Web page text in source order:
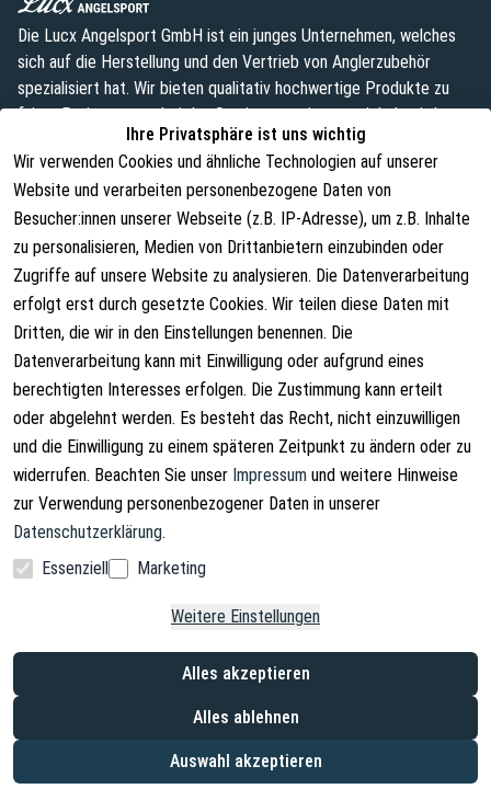
Ihre Privatsphäre ist uns wichtig
Wir verwenden Cookies und ähnliche Technologien auf unserer
Website und verarbeiten personenbezogene Daten von
Besucher:innen unserer Webseite (z.B. IP-Adresse), um z.B. Inhalte
zu personalisieren, Medien von Drittanbietern einzubinden oder
Zugriffe auf unsere Website zu analysieren. Die Datenverarbeitung
erfolgt erst durch gesetzte Cookies. Wir teilen diese Daten mit
Dritten, die wir in den Einstellungen benennen. Die
Datenverarbeitung kann mit Einwilligung oder aufgrund eines
berechtigten Interesses erfolgen. Die Zustimmung kann erteilt
oder abgelehnt werden. Es besteht das Recht, nicht einzuwilligen
und die Einwilligung zu einem späteren Zeitpunkt zu ändern oder zu
widerrufen. Beachten Sie unser Impressum und weitere Hinweise
zur Verwendung personenbezogener Daten in unserer
Datenschutzerklärung.
Essenziell
Marketing
Weitere Einstellungen
Alles akzeptieren
Alles ablehnen
Auswahl akzeptieren
Die Lucx Angelsport GmbH ist ein junges Unternehmen, welches
sich auf die Herstellung und den Vertrieb von Anglerzubehör
spezialisiert hat. Wir bieten qualitativ hochwertige Produkte zu
fairen Preisen an, wobei das Sortiment weiterentwickelt wird.
info@lust-aufs-angeln.de
Rechtliches
AGB
Widerrufsrecht
Vertrag widerrufen
Datenschutzerklärung
Über uns
Über uns
Kontakt
Versandinformationen
Facebook Instagram
* inkl. ges. MwSt. zzgl. Versandkosten
*² Ersparnis gegenüber dem UVP (Unverbindliche Preisempfehlung des
*³ nach Zahlungseingang innerhalb Deutschlands, nur für Endkunden